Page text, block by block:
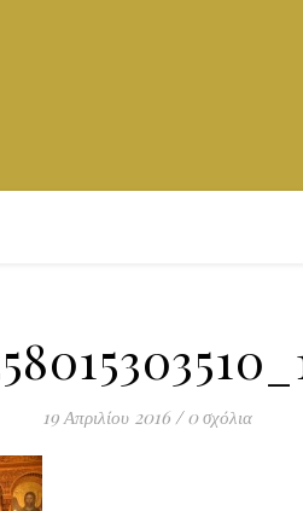
19 Απριλίου 2016 / 0 σχόλια